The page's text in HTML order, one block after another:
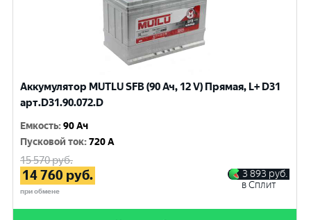
Аккумулятор MUTLU SFB (90 Ач, 12 V) Прямая, L+ D31
арт.D31.90.072.D
Емкость:90 Ач
Пусковой ток:720 A
15 570руб.
14 760 руб.
при обмене
3 893 руб.
в Сплит